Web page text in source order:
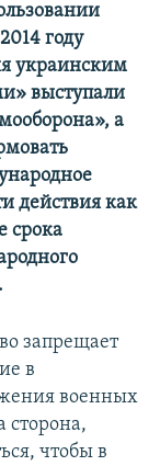
году
украинским
выступали
а
действия как
срока
запрещает
в
военных
сторона,
чтобы в